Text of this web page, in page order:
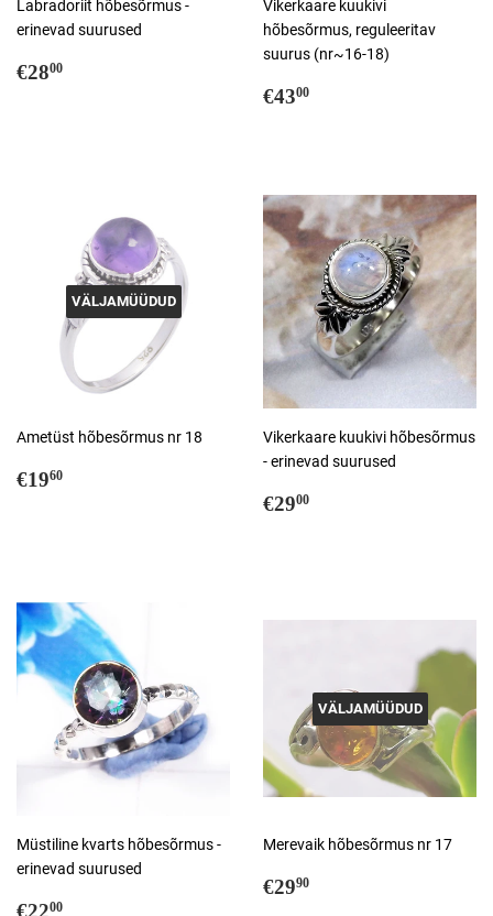
Labradoriit hõbesõrmus -
erinevad suurused
Tavahind
€2800
Vikerkaare kuukivi
hõbesõrmus, reguleeritav
suurus (nr~16-18)
Tavahind
€4300
VÄLJAMÜÜDUD
Ametüst hõbesõrmus nr 18
Tavahind
€1960
Vikerkaare kuukivi hõbesõrmus
- erinevad suurused
Tavahind
€2900
Müstiline kvarts hõbesõrmus -
erinevad suurused
Tavahind
€2200
VÄLJAMÜÜDUD
Merevaik hõbesõrmus nr 17
Tavahind
€2990